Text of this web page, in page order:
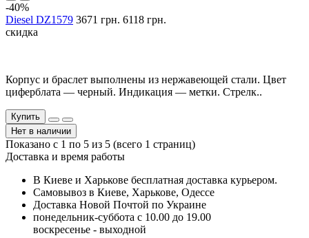
-40%
Diesel DZ1579 3671 грн. 6118 грн.
скидка
Корпус и браслет выполнены из нержавеющей стали. Цвет
циферблата — черный. Индикация — метки. Стрелк..
Купить
Нет в наличии
Показано с 1 по 5 из 5 (всего 1 страниц)
Доставка и время работы
В Киеве и Харькове бесплатная доставка курьером.
Самовывоз в Киеве, Харькове, Одессе
Доставка Новой Почтой по Украине
понедельник-суббота с 10.00 до 19.00
воскресенье - выходной